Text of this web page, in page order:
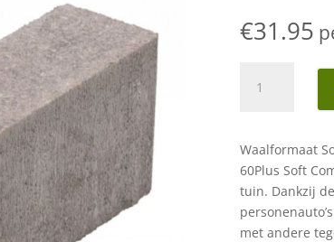
€31.95
comfort
ivory
aantal
Waalformaat
60Plus Soft
tuin. Dankzij
met andere